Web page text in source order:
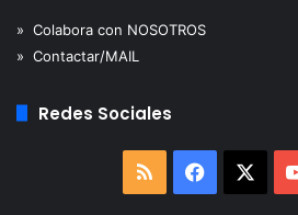
» Colabora con NOSOTROS
» Contactar/MAIL
Redes Sociales
RSS Facebook